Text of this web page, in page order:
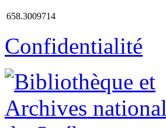
658.3009714
Confidentialité